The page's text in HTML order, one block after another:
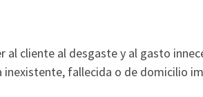
cliente al desgaste y al gasto
fallecida o de domicilio